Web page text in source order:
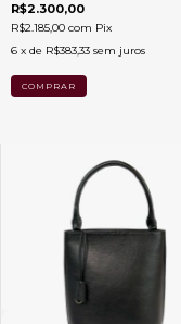
R$2.300,00
R$2.185,00 com Pix
6 x de R$383,33 sem juros